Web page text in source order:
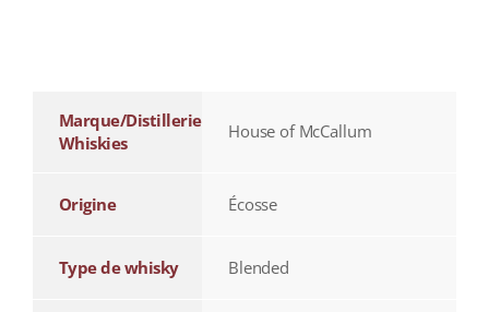
Marque/Distillerie
Whiskies
House of McCallum
Origine Écosse
Type de whisky Blended